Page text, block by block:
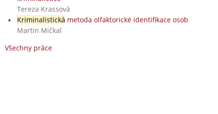
Tereza Krassová
Kriminalistická metoda olfaktorické identifikace osob
Martin Mičkal
Všechny práce